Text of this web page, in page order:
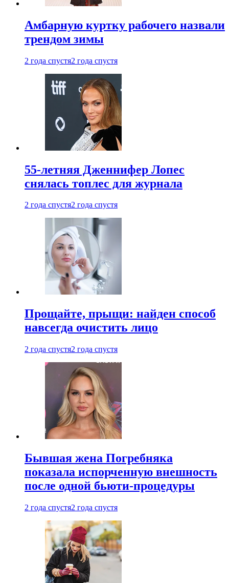
Амбарную куртку рабочего назвали
трендом зимы
2 года спустя2 года спустя
55-летняя Дженнифер Лопес
снялась топлес для журнала
2 года спустя2 года спустя
Прощайте, прыщи: найден способ
навсегда очистить лицо
2 года спустя2 года спустя
Бывшая жена Погребняка
показала испорченную внешность
после одной бьюти-процедуры
2 года спустя2 года спустя